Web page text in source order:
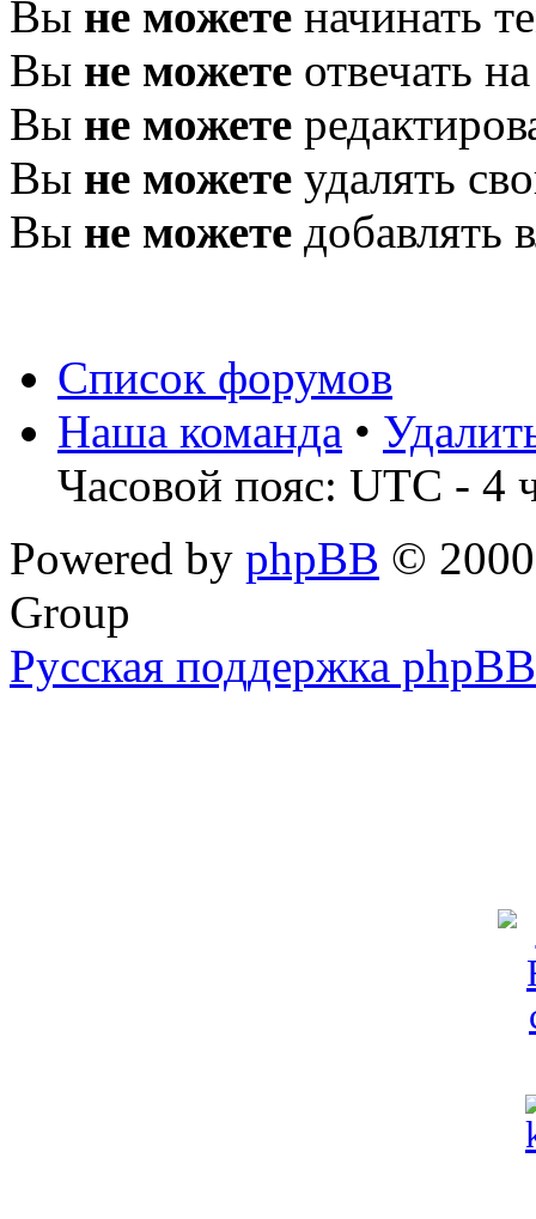
Вы не можете начинать
Вы не можете отвечать
Вы не можете
Вы не можете удалять
Вы не можете добавлять
Список форумов
Наша команда •
Часовой пояс: UTC - 4
Powered by phpBB ©
Group
Русская поддержка phpBB